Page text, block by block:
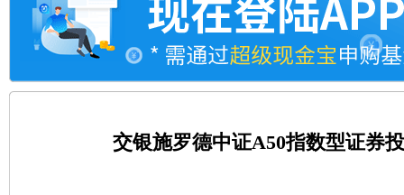
交银施罗德中证A50指数型证券